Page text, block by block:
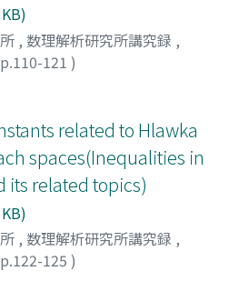
, 数理解析研究所講究録 ,
121 )
related to Hlawka
spaces(Inequalities in
its related topics)
, 数理解析研究所講究録 ,
125 )